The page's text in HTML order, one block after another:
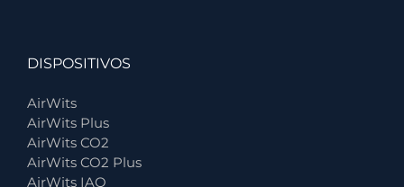
DISPOSITIVOS
AirWits
AirWits Plus
AirWits CO2
AirWits CO2 Plus
AirWits IAQ